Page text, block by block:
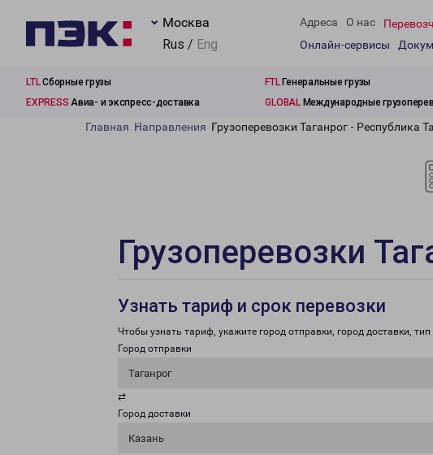
Москва
Rus / Eng
Адреса О нас
Онлайн-сервисы
LTLСборные грузы FTLГенеральные грузы
EXPRESS Авиа- и экспресс-доставка GLOBALМеждународные
Главная Направления Грузоперевозки Таганрог - Республика
Грузоперевозки
Узнать тариф и срок перевозки
Чтобы узнать тариф, укажите город отправки, город доставки, тип
Город отправки
Таганрог
⇄
Город доставки
Казань